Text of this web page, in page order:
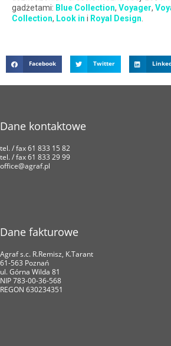
gadżetami: Blue Collection, Voyager,
Collection, Look in i Royal Design
Facebook Twitter
Dane kontaktowe
tel. / fax 61 833 15 82
tel. / fax 61 833 29 99
office@agraf.pl
Dane fakturowe
Agraf s.c. R.Remisz, K.Tarant
61-563 Poznań
ul. Górna Wilda 81
NIP 783-00-36-568
REGON 630234351